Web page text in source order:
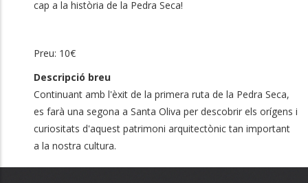
cap a la història de la Pedra Seca!
Preu: 10€
Descripció breu
Continuant amb l'èxit de la primera ruta de la Pedra Seca,
es farà una segona a Santa Oliva per descobrir els orígens i
curiositats d'aquest patrimoni arquitectònic tan important
a la nostra cultura.